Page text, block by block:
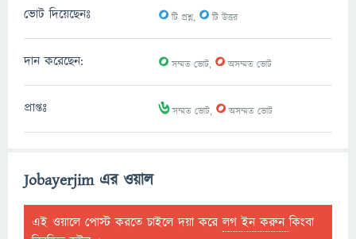
ভোট দিয়েছেনঃ 0টি প্রশ্ন, 0টি উত্তর
দান করেছেন: 0সম্মত ভোট, 0অসম্মত ভোট
প্রাপ্তঃ 6সম্মত ভোট, 0অসম্মত ভোট
Jobayerjim এর ওয়াল
এই ওয়ালে পোস্ট করতে চাইলে দয়া করেলগ ইন করুনকিংবা